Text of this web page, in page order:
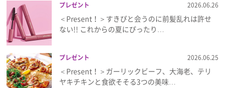
プレゼント 2026.06.26
＜Present！＞すきぴと会うのに前髪乱れは許せ
ない!! これからの夏にぴったり…
プレゼント 2026.06.25
＜Present！＞ガーリックビーフ、大海老、テリ
ヤキチキンと食欲そそる3つの美味…